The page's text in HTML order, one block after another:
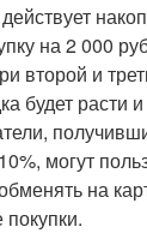
на 2 000
второй и
будет расти
могут
на